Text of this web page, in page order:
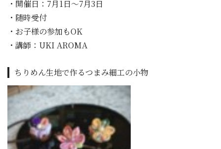
・開催日：7月1日～7月3日
・随時受付
・お子様の参加もOK
・講師：UKI AROMA
ちりめん生地で作るつまみ細工の小物